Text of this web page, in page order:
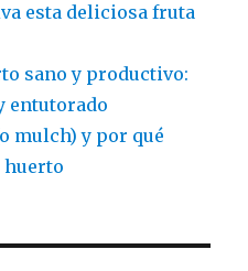
esta deliciosa fruta
sano y productivo:
entutorado
mulch) y por qué
huerto